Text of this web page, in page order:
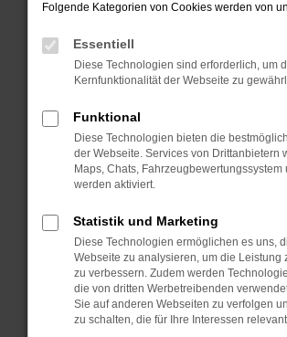
Prüfe deine
können das Laden bestimmter Seiten
verhindern. Funktioniert die Seite in
Fenster?
Starte dein Gerät neu.
Das kann manchmal helfen,
Probleme zu beheben.
Betriebssystem auf dem
sind.
Veraltete Software birgt nicht nur
Sicherheitsrisiko, sondern kann
führen, dass bestimmte
unterstützt werden.
Folgende Kategorien von Cookies werden von
Essentiell
Diese Technologien sind erforderlich, um
Kernfunktionalität der Webseite zu
Funktional
Diese Technologien bieten die
der Webseite. Services von Drittanbietern
Maps, Chats, Fahrzeugbewertungssystem
werden aktiviert.
Statistik und Marketing
Diese Technologien ermöglichen es uns,
Webseite zu analysieren, um die Leistung
zu verbessern. Zudem werden
die von dritten Werbetreibenden
Sie auf anderen Webseiten zu verfolgen
zu schalten, die für Ihre Interessen